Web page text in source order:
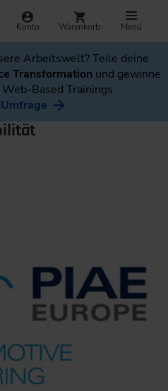
Konto Warenkorb Menü
Arbeitswelt? Teile deine
Transformation und gewinne
Based Trainings.